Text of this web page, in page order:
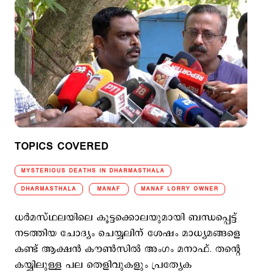
TOPICS COVERED
MYSTERIOUS DEATHS IN DHARMASTHALA
DHARMASTHALA MANAF MANAF LORRY OWNER
ധര്‍മസ്ഥലയിലെ കൂട്ടക്കൊലയുമായി ബന്ധപ്പെട്ട്
നടത്തിയ ചോദ്യം ചെയ്യലിന് ശേഷം മാധ്യമങ്ങളെ
കണ്ട് ആക്ഷന്‍ കൗണ്‍സില്‍ അംഗം മനാഫ്. തന്‍റെ
കയ്യിലുള്ള പല തെളിവുകളും പ്രത്യേക